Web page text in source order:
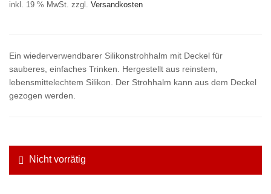
inkl. 19 % MwSt. zzgl. Versandkosten
Ein wiederverwendbarer Silikonstrohhalm mit Deckel für
sauberes, einfaches Trinken. Hergestellt aus reinstem,
lebensmittelechtem Silikon. Der Strohhalm kann aus dem Deckel
gezogen werden.
Nicht vorrätig